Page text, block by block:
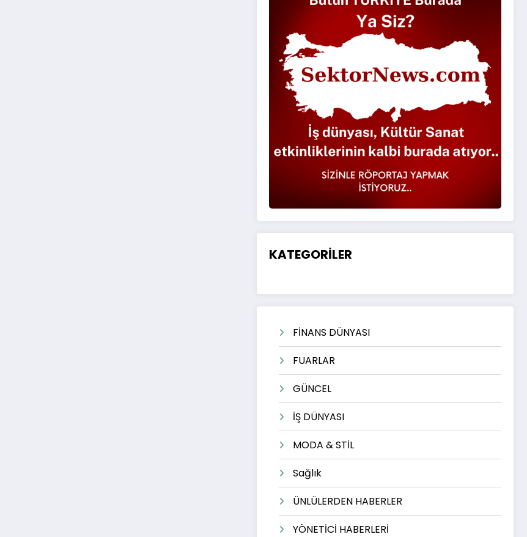
KATEGORİLER
FİNANS DÜNYASI
FUARLAR
GÜNCEL
İŞ DÜNYASI
MODA & STİL
Sağlık
ÜNLÜLERDEN HABERLER
YÖNETİCİ HABERLERİ